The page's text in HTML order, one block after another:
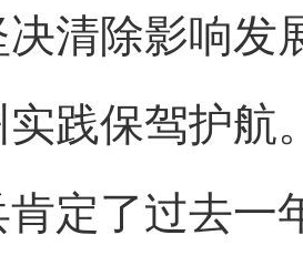
决清除影响发
践保驾护航
了过去一年